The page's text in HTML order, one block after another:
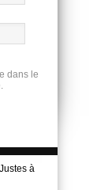
dans le
à